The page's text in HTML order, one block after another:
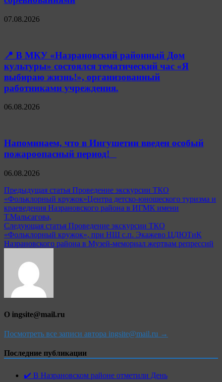
07.08.2026
📍 В МКУ «Назрановский районный Дом
культуры» состоялся тематический час «Я
выбираю жизнь!», организованный
работниками учреждения.
06.08.2026
Напоминаем, что в Ингушетии введен особый
пожароопасный период!⁣⁣⠀
06.08.2026
Навигация
по
записям
Предыдущая статья Проведение экскурсии ТКО
«Фольклорный кружок»Центра детско-юношеского туризма и
краеведения Назрановского района в ИГМК имени
Т.Мальсагова,
Следующая статья Проведение экскурсии ТКО
«Фольклорный кружок», при НШ с.п. Экажево ЦДЮТиК
Назрановского района в Музей-мемориал жертвам репрессий
О ingsite@mail.ru
Посмотреть все записи автора ingsite@mail.ru →
Последние публикации
✔️ В Назрановском районе отметили День